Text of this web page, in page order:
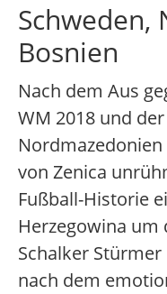
Schweden,
Bosnien
Nach dem Aus
WM 2018 und
von Zenica
Fußball-Historie
Herzegowina um
Schalker
nach dem